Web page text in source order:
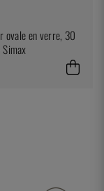
ovale en verre, 30